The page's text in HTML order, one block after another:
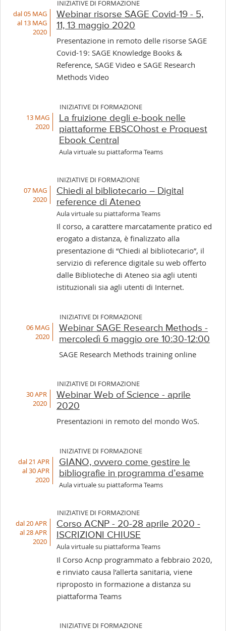
INIZIATIVE DI FORMAZIONE
dal 05 MAG
al 13 MAG
2020
Webinar risorse SAGE Covid-19 - 5,
11, 13 maggio 2020
Presentazione in remoto delle risorse SAGE
Covid-19: SAGE Knowledge Books &
Reference, SAGE Video e SAGE Research
Methods Video
INIZIATIVE DI FORMAZIONE
13 MAG
2020
La fruizione degli e-book nelle
piattaforme EBSCOhost e Proquest
Ebook Central
Aula virtuale su piattaforma Teams
INIZIATIVE DI FORMAZIONE
07 MAG
2020
Chiedi al bibliotecario – Digital
reference di Ateneo
Aula virtuale su piattaforma Teams
Il corso, a carattere marcatamente pratico ed
erogato a distanza, è finalizzato alla
presentazione di “Chiedi al bibliotecario”, il
servizio di reference digitale su web offerto
dalle Biblioteche di Ateneo sia agli utenti
istituzionali sia agli utenti di Internet.
INIZIATIVE DI FORMAZIONE
06 MAG
2020
Webinar SAGE Research Methods -
mercoledì 6 maggio ore 10:30-12:00
SAGE Research Methods training online
INIZIATIVE DI FORMAZIONE
30 APR
2020
Webinar Web of Science - aprile
2020
Presentazioni in remoto del mondo WoS.
INIZIATIVE DI FORMAZIONE
dal 21 APR
al 30 APR
2020
GIANO, ovvero come gestire le
bibliografie in programma d’esame
Aula virtuale su piattaforma Teams
INIZIATIVE DI FORMAZIONE
dal 20 APR
al 28 APR
2020
Corso ACNP - 20-28 aprile 2020 -
ISCRIZIONI CHIUSE
Aula virtuale su piattaforma Teams
Il Corso Acnp programmato a febbraio 2020,
e rinviato causa l’allerta sanitaria, viene
riproposto in formazione a distanza su
piattaforma Teams
INIZIATIVE DI FORMAZIONE